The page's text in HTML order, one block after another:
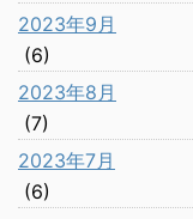
2023年9月
(6)
2023年8月
(7)
2023年7月
(6)